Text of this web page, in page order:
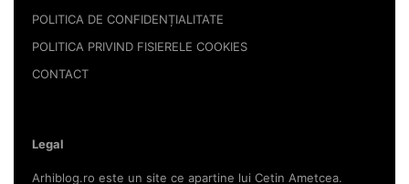
POLITICA DE CONFIDENȚIALITATE
POLITICA PRIVIND FISIERELE COOKIES
CONTACT
Legal
Arhiblog.ro este un site ce apartine lui Cetin Ametcea.